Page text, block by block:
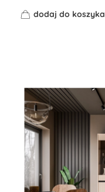
dodaj do koszyka